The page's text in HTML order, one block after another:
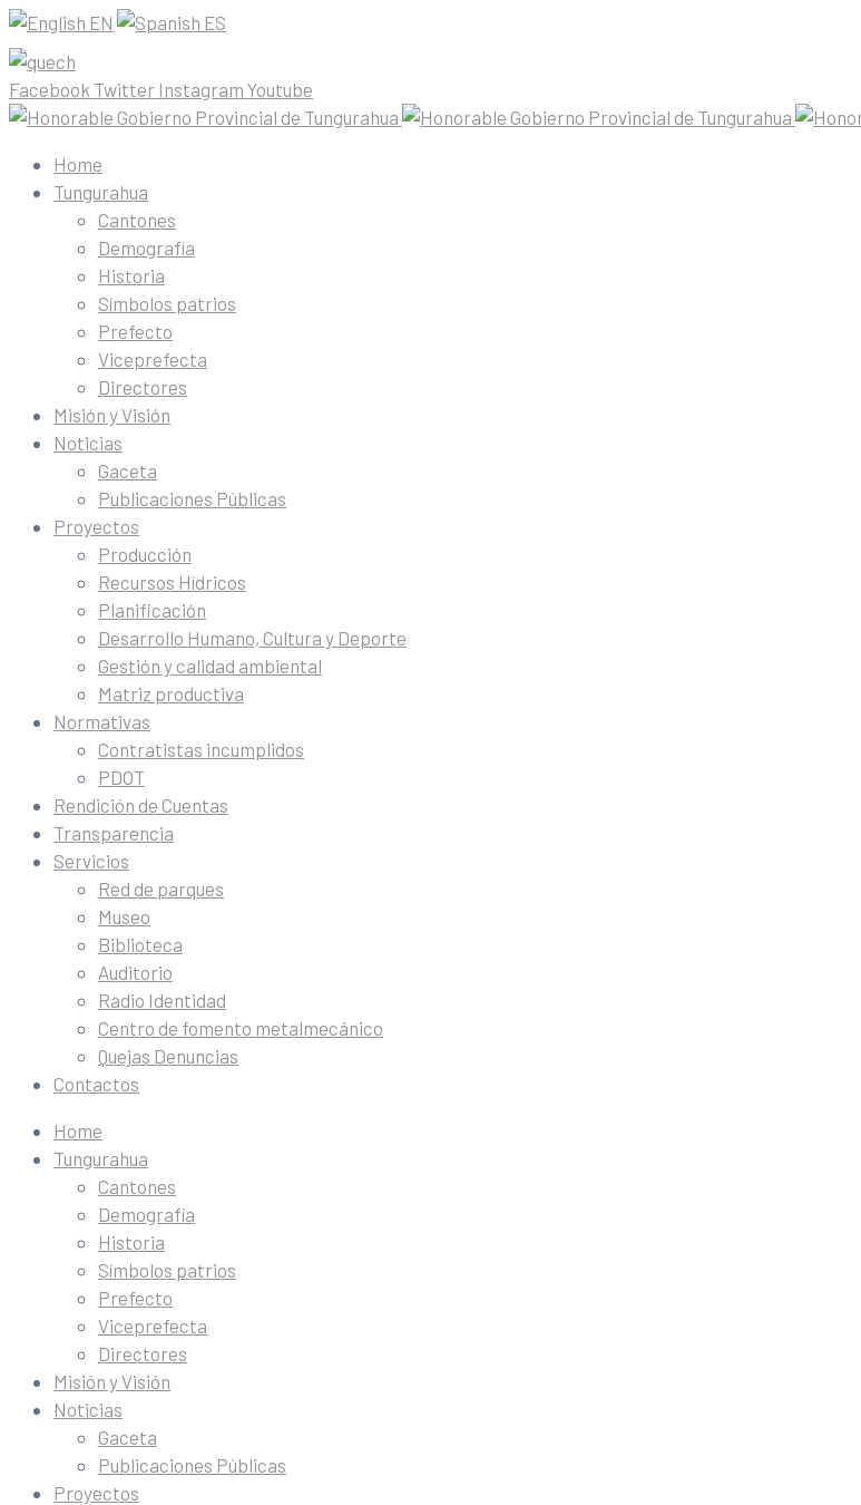
EN ES
Facebook Twitter Instagram Youtube
Home
Tungurahua
Cantones
Demografía
Historia
Símbolos patrios
Prefecto
Viceprefecta
Directores
Misión y Visión
Noticias
Gaceta
Publicaciones Públicas
Proyectos
Producción
Recursos Hídricos
Planificación
Desarrollo Humano, Cultura y Deporte
Gestión y calidad ambiental
Matriz productiva
Normativas
Contratistas incumplidos
PDOT
Rendición de Cuentas
Transparencia
Servicios
Red de parques
Museo
Biblioteca
Auditorio
Radio Identidad
Centro de fomento metalmecánico
Quejas Denuncias
Contactos
Home
Tungurahua
Cantones
Demografía
Historia
Símbolos patrios
Prefecto
Viceprefecta
Directores
Misión y Visión
Noticias
Gaceta
Publicaciones Públicas
Proyectos